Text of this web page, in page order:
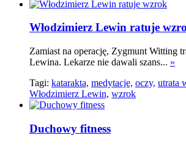
Włodzimierz Lewin ratuje
Zamiast na operację, Zygmunt Witting
Lewina. Lekarze nie dawali szans... »
Tagi: katarakta, medytacje, oczy, utrata
Włodzimierz Lewin, wzrok
Duchowy fitness